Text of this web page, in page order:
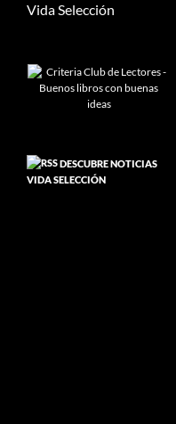
Vida Selección
DESCUBRE NOTICIAS
VIDA SELECCIÓN